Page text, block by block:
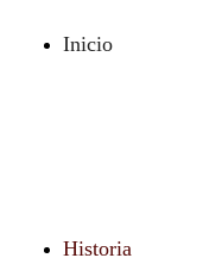
Inicio
Historia